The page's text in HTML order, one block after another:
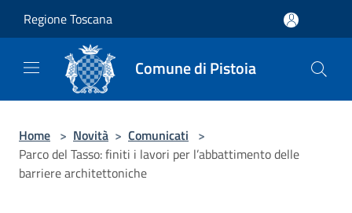
Regione Toscana
Comune di Pistoia
Home > Novità > Comunicati >
Parco del Tasso: finiti i lavori per l’abbattimento delle
barriere architettoniche